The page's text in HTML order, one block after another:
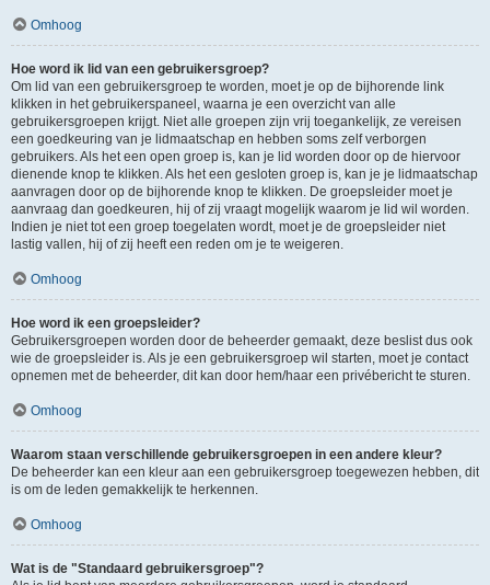
Omhoog
Hoe word ik lid van een gebruikersgroep?
Om lid van een gebruikersgroep te worden, moet je op de bijhorende link
klikken in het gebruikerspaneel, waarna je een overzicht van alle
gebruikersgroepen krijgt. Niet alle groepen zijn vrij toegankelijk, ze vereisen
een goedkeuring van je lidmaatschap en hebben soms zelf verborgen
gebruikers. Als het een open groep is, kan je lid worden door op de hiervoor
dienende knop te klikken. Als het een gesloten groep is, kan je je lidmaatschap
aanvragen door op de bijhorende knop te klikken. De groepsleider moet je
aanvraag dan goedkeuren, hij of zij vraagt mogelijk waarom je lid wil worden.
Indien je niet tot een groep toegelaten wordt, moet je de groepsleider niet
lastig vallen, hij of zij heeft een reden om je te weigeren.
Omhoog
Hoe word ik een groepsleider?
Gebruikersgroepen worden door de beheerder gemaakt, deze beslist dus ook
wie de groepsleider is. Als je een gebruikersgroep wil starten, moet je contact
opnemen met de beheerder, dit kan door hem/haar een privébericht te sturen.
Omhoog
Waarom staan verschillende gebruikersgroepen in een andere kleur?
De beheerder kan een kleur aan een gebruikersgroep toegewezen hebben, dit
is om de leden gemakkelijk te herkennen.
Omhoog
Wat is de "Standaard gebruikersgroep"?